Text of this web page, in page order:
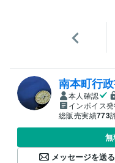
南本町行
本人確認
インボイス
総販売実績773
メッセージを送る